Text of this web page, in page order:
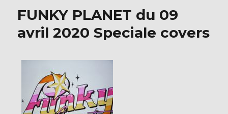
FUNKY PLANET du 09
avril 2020 Speciale covers